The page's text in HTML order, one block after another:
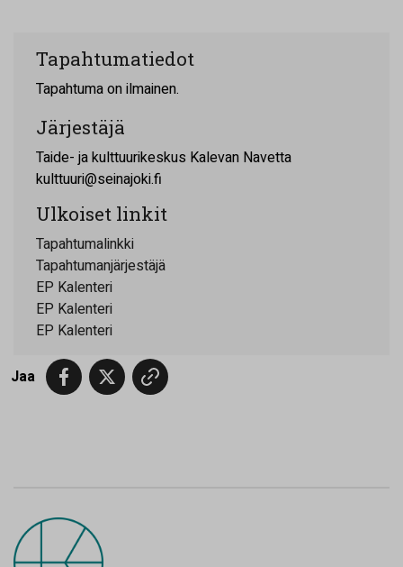
Tapahtumatiedot
Tapahtuma on ilmainen.
Järjestäjä
Taide- ja kulttuurikeskus Kalevan Navetta
kulttuuri@seinajoki.fi
Ulkoiset linkit
Tapahtumalinkki
Tapahtumanjärjestäjä
EP Kalenteri
EP Kalenteri
EP Kalenteri
Jaa